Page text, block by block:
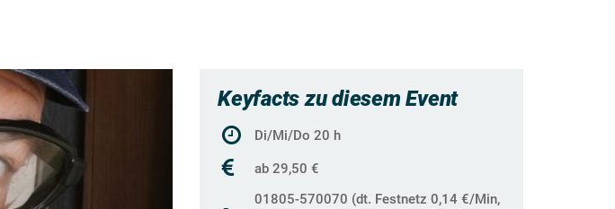
Keyfacts zu diesem Event
Di/Mi/Do 20 h
ab 29,50 €
01805-570070 (dt. Festnetz 0,14 €/Min,